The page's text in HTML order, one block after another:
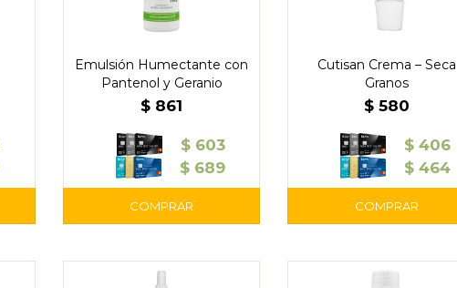
Emulsión Humectante con
Pantenol y Geranio
$ 861
$ 603
$ 689
Cutisan Crema – Seca
Granos
$ 580
$ 406
$ 464